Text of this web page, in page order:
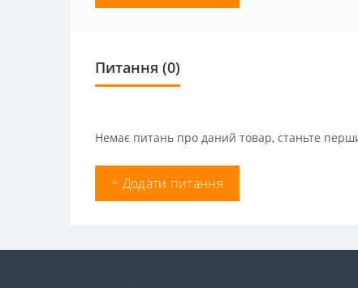
Питання (0)
Немає питань про даний товар, станьте
+ Додати питання